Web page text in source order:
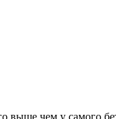
выше чем у самого